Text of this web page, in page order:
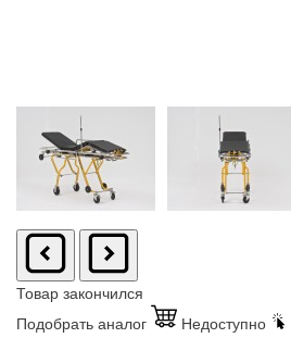
Товар закончился
Подобрать аналог
Недоступно